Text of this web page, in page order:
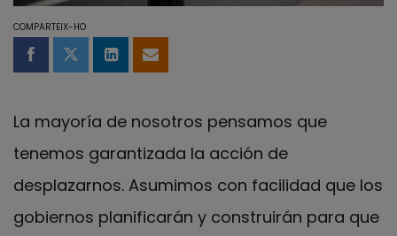
COMPARTEIX-HO
Compartir a Facebook
Compartir a Twitter
Comparteix a LinkedIn
Comparteix per email
La mayoría de nosotros pensamos que
tenemos garantizada la acción de
desplazarnos. Asumimos con facilidad que los
gobiernos planificarán y construirán para que